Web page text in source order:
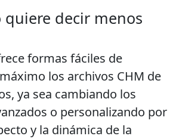
quiere decir menos
formas fáciles de
los archivos CHM de
ya sea cambiando los
o personalizando por
y la dinámica de la